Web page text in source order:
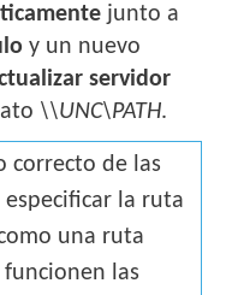
junto a
y un nuevo
servidor
\\UNC\PATH.
correcto de las
la ruta
una ruta
funcionen las